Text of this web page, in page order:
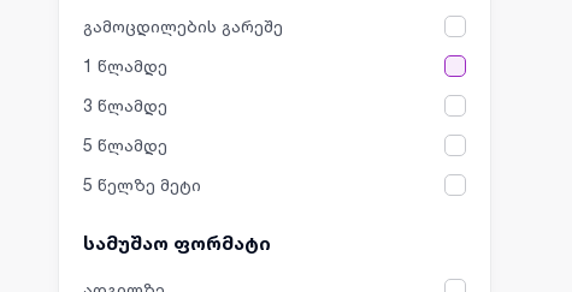
გამოცდილების გარეშე
1 წლამდე
3 წლამდე
5 წლამდე
5 წელზე მეტი
სამუშაო ფორმატი